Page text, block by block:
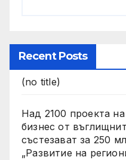
Recent Posts
(no title)
Над 2100 проекта
бизнес от
състезават за 250
„Развитие на